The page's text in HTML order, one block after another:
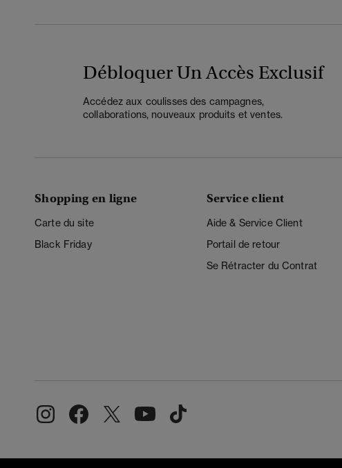
Débloquer Un Accès Exclusif
Accédez aux coulisses des campagnes,
collaborations, nouveaux produits et ventes.
Shopping en ligne
Carte du site
Black Friday
Service client
Aide & Service Client
Portail de retour
Se Rétracter du Contrat